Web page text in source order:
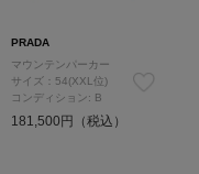
PRADA
マウンテンパーカー
サイズ：54(XXL位)
コンディション: B
181,500円（税込）